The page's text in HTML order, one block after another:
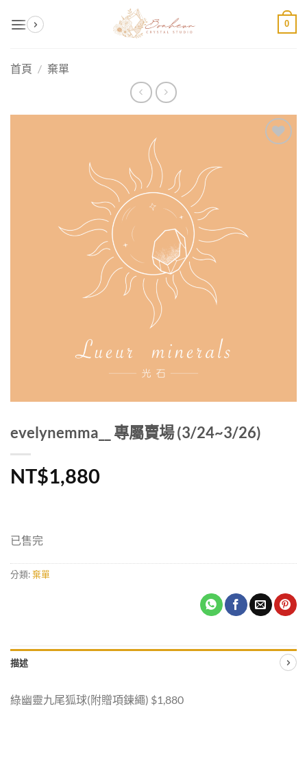
0
首頁 / 棄單
evelynemma__ 專屬賣場 (3/24~3/26)
NT$1,880
已售完
分類:棄單
描述
綠幽靈九尾狐球(附贈項鍊繩) $1,880